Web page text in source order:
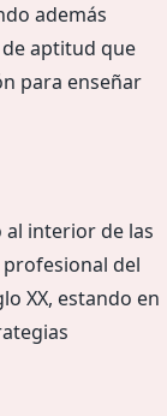
además
aptitud que
para enseñar
al interior de las
del
XX, estando en